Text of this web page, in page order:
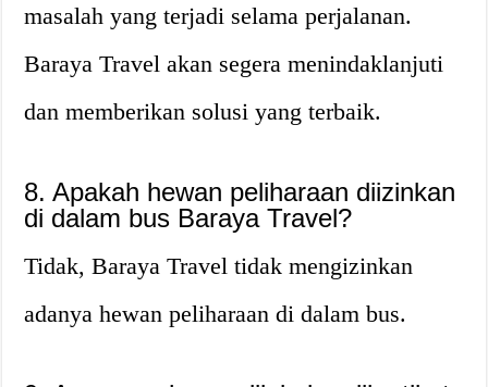
masalah yang terjadi selama perjalanan.
Baraya Travel akan segera menindaklanjuti
dan memberikan solusi yang terbaik.
8. Apakah hewan peliharaan diizinkan
di dalam bus Baraya Travel?
Tidak, Baraya Travel tidak mengizinkan
adanya hewan peliharaan di dalam bus.